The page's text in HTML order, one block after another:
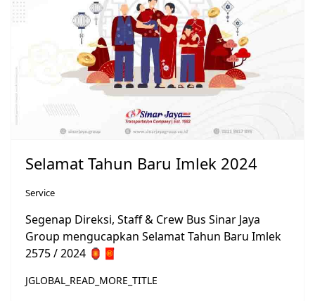
Selamat Tahun Baru Imlek 2024
Service
Segenap Direksi, Staff & Crew Bus Sinar Jaya
Group mengucapkan Selamat Tahun Baru Imlek
2575 / 2024 🏮🧧
JGLOBAL_READ_MORE_TITLE